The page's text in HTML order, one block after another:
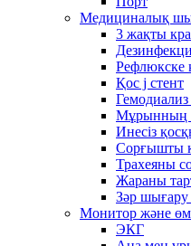
Медициналық
3 жақты
Рефлюкске
Қос j стент
Гемодиализ
Мұрынның
Инесіз
Сорғышты
Трахеяны
Жараны
Зәр шығару
Монитор және
ЭКГ